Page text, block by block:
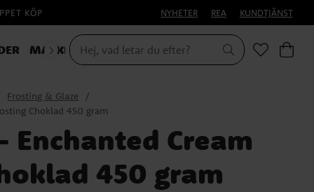
KÖP NYHETER REA KUNDTJÄNST
MASKERAD
Frosting & Glaze
Choklad 450 gram
Enchanted Cream
450 gram